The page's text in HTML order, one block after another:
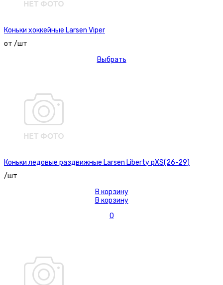
Коньки хоккейные Larsen Viper
от /шт
Выбрать
Коньки ледовые раздвижные Larsen Liberty рXS(26-29)
/шт
В корзину
В корзину
0